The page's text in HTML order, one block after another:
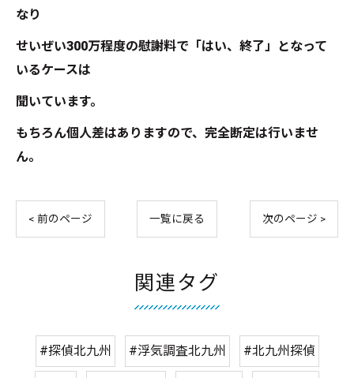
なり
せいぜい300万程度の慰謝料で「はい、終了」となって
いるケースは
聞いています。
もちろん個人差はありますので、完全断定は行いませ
ん。
< 前のページ 一覧に戻る 次のページ >
関連タグ
#探偵北九州 #浮気調査北九州 #北九州探偵